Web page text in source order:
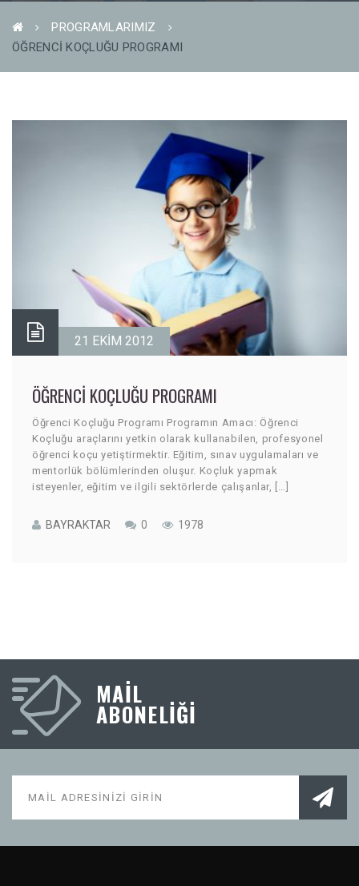
PROGRAMLARIMIZ
ÖĞRENCI KOÇLUĞU PROGRAMI
21 EKIM 2012
ÖĞRENCI KOÇLUĞU PROGRAMI
Öğrenci Koçluğu Programı Programın Amacı: Öğrenci
Koçluğu araçlarını yetkin olarak kullanabilen, profesyonel
öğrenci koçu yetiştirmektir. Eğitim, sınav uygulamaları ve
mentorlük bölümlerinden oluşur. Koçluk yapmak
isteyenler, eğitim ve ilgili sektörlerde çalışanlar, […]
BAYRAKTAR 0 1978
MAIL
ABONELİĞİ